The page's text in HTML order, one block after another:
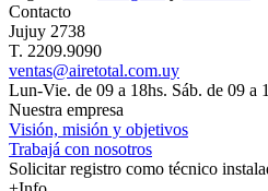
Contacto
Jujuy 2738
T. 2209.9090
ventas@airetotal.com.uy
Lun-Vie. de 09 a 18hs. Sáb. de 09 a
Nuestra empresa
Visión, misión y objetivos
Trabajá con nosotros
Solicitar registro como técnico